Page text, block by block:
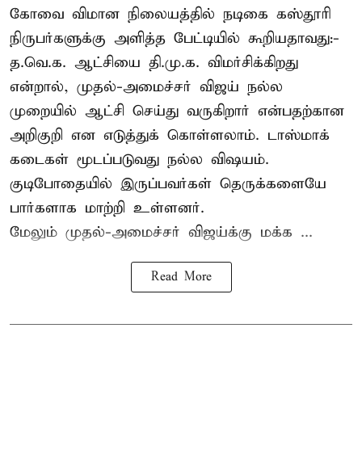
கோவை விமான நிலையத்தில் நடிகை கஸ்தூரி
நிருபர்களுக்கு அளித்த பேட்டியில் கூறியதாவது:-
த.வெ.க. ஆட்சியை தி.மு.க. விமர்சிக்கிறது
என்றால், முதல்-அமைச்சர் விஜய் நல்ல
முறையில் ஆட்சி செய்து வருகிறார் என்பதற்கான
அறிகுறி என எடுத்துக் கொள்ளலாம். டாஸ்மாக்
கடைகள் மூடப்படுவது நல்ல விஷயம்.
குடிபோதையில் இருப்பவர்கள் தெருக்களையே
பார்களாக மாற்றி உள்ளனர்.
மேலும் முதல்-அமைச்சர் விஜய்க்கு மக்க ...
Read More